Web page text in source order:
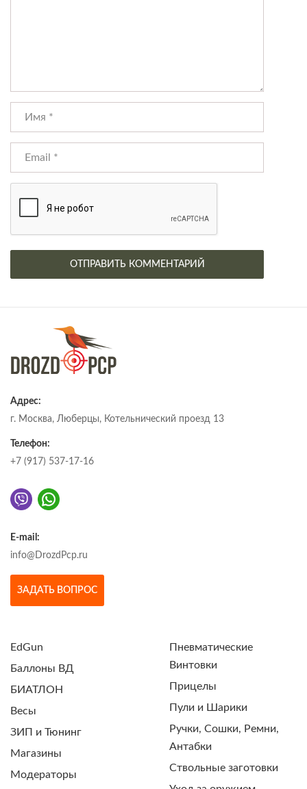
Адрес:
г. Москва, Люберцы, Котельнический проезд 13
Телефон:
+7 (917) 537-17-16
E-mail:
info@DrozdPcp.ru
ЗАДАТЬ ВОПРОС
EdGun
Баллоны ВД
БИАТЛОН
Весы
ЗИП и Тюнинг
Магазины
Модераторы
Пневматические
Винтовки
Прицелы
Пули и Шарики
Ручки, Сошки, Ремни,
Антабки
Ствольные заготовки